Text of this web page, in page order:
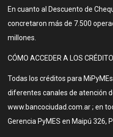
En cuanto al Descuento de
concretaron más de 7.500
millones.
CÓMO ACCEDER A LOS
Todas los créditos para
diferentes canales de atención
www.bancociudad.com.ar ; en
Gerencia PyMES en Maipú 326,